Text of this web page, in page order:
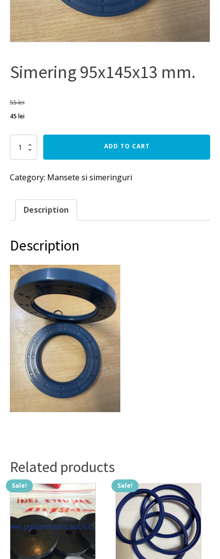
Simering 95x145x13 mm.
55lei
45 lei
Simering
95x145x13
mm.
ADD TO CART
Category: Mansete si simeringuri
Description
Description
Related products
Sale! Sale!